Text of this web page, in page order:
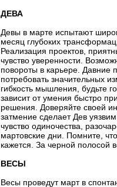
ДЕВА
Девы в марте испытают
месяц глубоких
Реализация проектов,
чувство уверенности.
повороты в карьере. Давние
потребовать значительных
гибкость мышления, будьте
зависит от умения быстро
решения. Доверяйте своей
затмение сделает Дев
чувство одиночества,
мартовские дни. Помните,
кажется. За черной полосой
ВЕСЫ
Весы проведут март в